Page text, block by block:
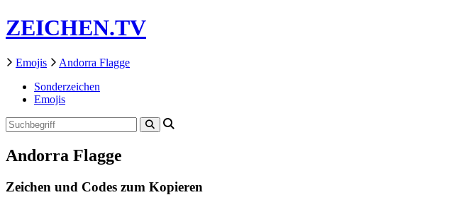
ZEICHEN.TV
Emojis
Andorra Flagge
Sonderzeichen
Emojis
Andorra Flagge
Zeichen und Codes zum Kopieren